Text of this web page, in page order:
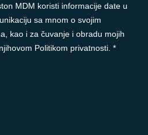
MDM koristi informacije date u
sa mnom o svojim
kao i za čuvanje i obradu mojih
Politikom privatnosti. *